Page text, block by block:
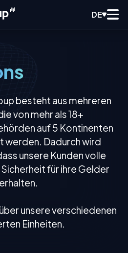
DE
besteht aus mehreren
von mehr als 18+
auf 5 Kontinenten
werden. Dadurch wird
unsere Kunden volle
für ihre Gelder
erhalten.
unsere verschiedenen
Einheiten.